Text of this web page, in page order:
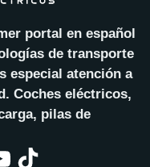
portal en español
de transporte
especial atención a
Coches eléctricos,
pilas de